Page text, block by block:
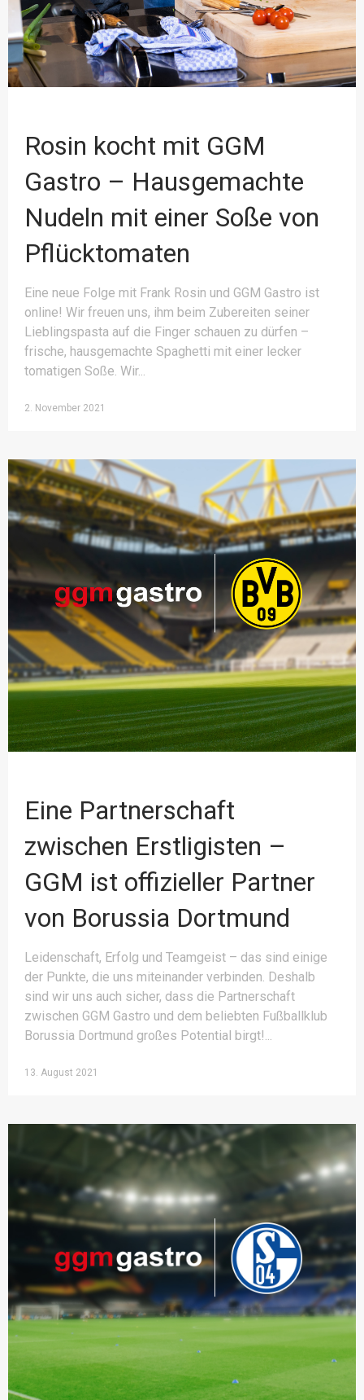
Rosin kocht mit GGM
Gastro – Hausgemachte
Nudeln mit einer Soße von
Pflücktomaten
Eine neue Folge mit Frank Rosin und GGM Gastro ist
online! Wir freuen uns, ihm beim Zubereiten seiner
Lieblingspasta auf die Finger schauen zu dürfen –
frische, hausgemachte Spaghetti mit einer lecker
tomatigen Soße. Wir
2. November 2021
Eine Partnerschaft
zwischen Erstligisten –
GGM ist offizieller Partner
von Borussia Dortmund
Leidenschaft, Erfolg und Teamgeist – das sind einige
der Punkte, die uns miteinander verbinden. Deshalb
sind wir uns auch sicher, dass die Partnerschaft
zwischen GGM Gastro und dem beliebten Fußballklub
Borussia Dortmund großes Potential birgt!
13. August 2021